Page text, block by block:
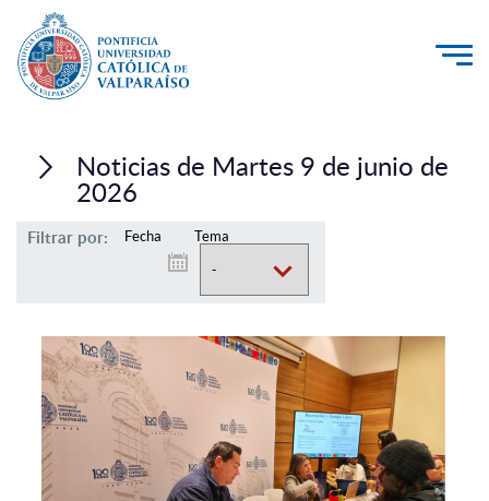
Investigación, Creación e Innovación
Vinculación con el Medio
Admisión
Pregrado
Postgrado
Formación Continua
Noticias de Martes 9 de junio de
2026
Filtrar por: Fecha Tema